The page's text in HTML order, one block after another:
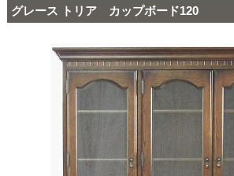
グレース トリア カップボード120